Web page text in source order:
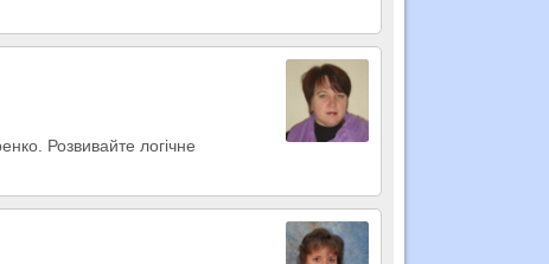
Розвивайте логічне